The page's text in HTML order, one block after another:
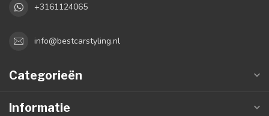
+3161124065
info@bestcarstyling.nl
Categorieën
Informatie